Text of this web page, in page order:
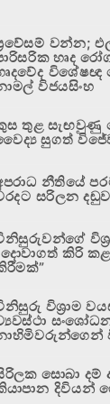
වන්න;
හෘද
විශේෂඥ
විජයසිංහ
තුළ සැඟවුණු
සුගත්
නීතියේ
සරිලන
කිරි
විශ්‍රාම
සොබා දම්
දිවියන්